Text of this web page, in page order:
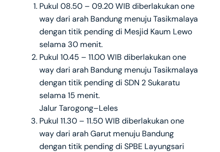
Pukul 08.50 – 09.20 WIB diberlakukan one
way dari arah Bandung menuju Tasikmalaya
dengan titik pending di Mesjid Kaum Lewo
selama 30 menit.
Pukul 10.45 – 11.00 WIB diberlakukan one
way dari arah Bandung menuju Tasikmalaya
dengan titik pending di SDN 2 Sukaratu
selama 15 menit.
Jalur Tarogong–Leles
Pukul 11.30 – 11.50 WIB diberlakukan one
way dari arah Garut menuju Bandung
dengan titik pending di SPBE Layungsari